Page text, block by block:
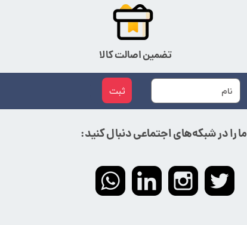
ما را در شبکه‌های اجتماعی دنبال کنید:
ثبت
تضمین اصالت کالا